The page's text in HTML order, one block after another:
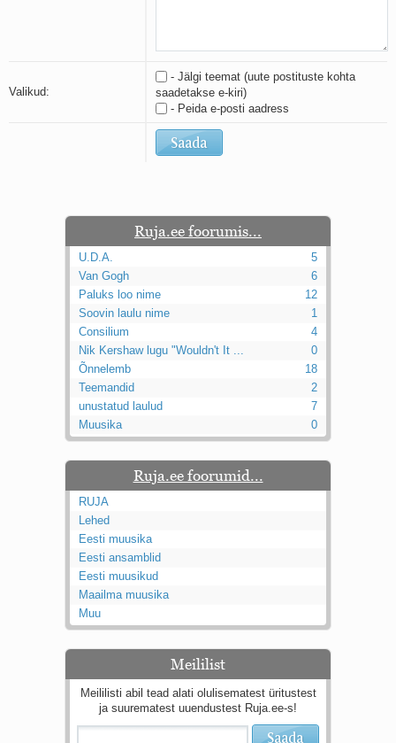
Valikud:
- Jälgi teemat (uute postituste kohta
saadetakse e-kiri)
- Peida e-posti aadress
Ruja.ee foorumis...
U.D.A.
5
Van Gogh
6
Paluks loo nime
12
Soovin laulu nime
1
Consilium
4
Nik Kershaw lugu "Wouldn't It ...
0
Õnnelemb
18
Teemandid
2
unustatud laulud
7
Muusika
0
Ruja.ee foorumid...
RUJA
Lehed
Eesti muusika
Eesti ansamblid
Eesti muusikud
Maailma muusika
Muu
Meililist
Meililisti abil tead alati olulisematest üritustest
ja suurematest uuendustest Ruja.ee-s!